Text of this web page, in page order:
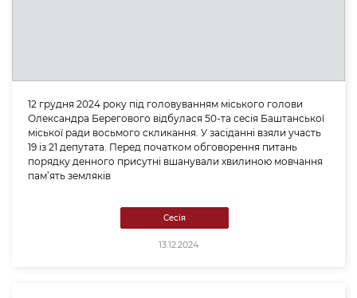
12 грудня 2024 року під головуванням міського голови
Олександра Берегового відбулася 50-та сесія Баштанської
міської ради восьмого скликання. У засіданні взяли участь
19 із 21 депутата. Перед початком обговорення питань
порядку денного присутні вшанували хвилиною мовчання
пам’ять земляків
Сесія
13.12.2024